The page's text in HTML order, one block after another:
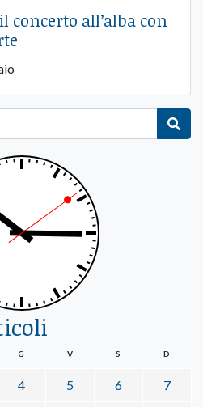
concerto all’alba con
G V S D
4 5 6 7